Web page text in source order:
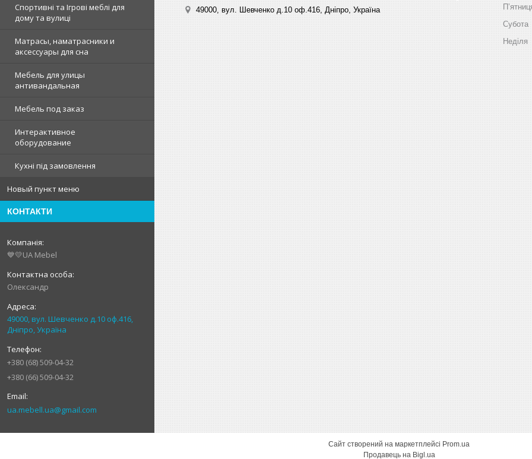
Спортивні та Ігрові меблі для
дому та вулиці
Матрасы, наматрасники и
аксессуары для сна
Мебель для улицы
антивандальная
Мебель под заказ
Интерактивное
оборудование
Кухні під замовлення
Новый пункт меню
КОНТАКТИ
💙💛UA Mebel
Олександр
49000, вул. Шевченко д.10 оф.416,
Дніпро, Україна
+380 (68) 509-04-32
+380 (66) 509-04-32
ua.mebell.ua@gmail.com
49000, вул. Шевченко д.10 оф.416, Дніпро, Україна
Субота
Неділя
Сайт створений на маркетплейсі Prom.ua
Продавець на Bigl.ua